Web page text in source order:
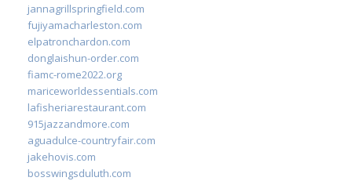
jannagrillspringfield.com
fujiyamacharleston.com
elpatronchardon.com
donglaishun-order.com
fiamc-rome2022.org
mariceworldessentials.com
lafisheriarestaurant.com
915jazzandmore.com
aguadulce-countryfair.com
jakehovis.com
bosswingsduluth.com